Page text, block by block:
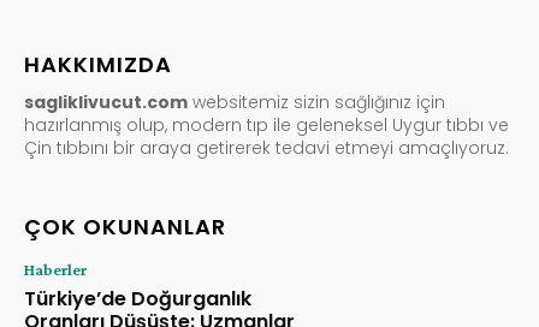
HAKKIMIZDA
sagliklivucut.com websitemiz sizin sağlığınız için
hazırlanmış olup, modern tıp ile geleneksel Uygur tıbbı ve
Çin tıbbını bir araya getirerek tedavi etmeyi amaçlıyoruz.
ÇOK OKUNANLAR
Haberler
Türkiye’de Doğurganlık
Oranları Düşüşte: Uzmanlar